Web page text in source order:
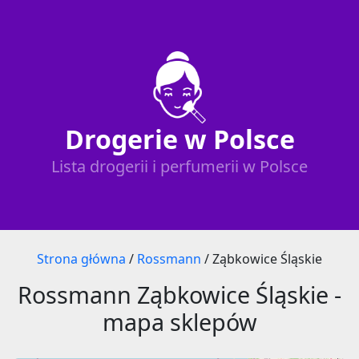
Drogerie w Polsce
Lista drogerii i perfumerii w Polsce
Strona główna / Rossmann /Ząbkowice Śląskie
Rossmann Ząbkowice Śląskie -
mapa sklepów